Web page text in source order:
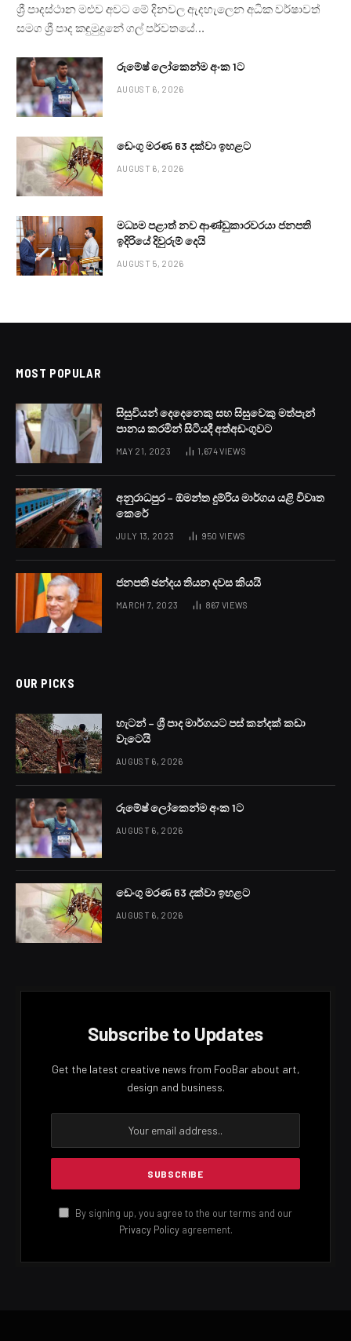
ශ්‍රී පාදස්ථාන මළුව අවට මේ දිනවල ඇදහැලෙන අධික වර්ෂාවත්
සමග ශ්‍රී පාද කඳුමුදුනේ ගල් පර්වතයේ…
රුමේෂ් ලෝකෙන්ම අංක 1ට
AUGUST 6, 2026
ඩෙංගු මරණ 63 දක්වා ඉහළට
AUGUST 6, 2026
මධ්‍යම පළාත් නව ආණ්ඩුකාරවරයා ජනපති
ඉදිරියේ දිවුරුම් දෙයි
AUGUST 5, 2026
MOST POPULAR
සිසුවියන් දෙදෙනෙකු සහ සිසුවෙකු මත්පැන්
පානය කරමින් සිටියදී අත්අඩංගුවට
MAY 21, 2023 1,674VIEWS
අනුරාධපුර – ඕමන්ත දුම්රිය මාර්ගය යළි විවෘත
කෙරේ
JULY 13, 2023 950 VIEWS
ජනපති ඡන්දය තියන දවස කියයි
MARCH 7, 2023 867 VIEWS
OUR PICKS
හැටන් – ශ්‍රී පාද මාර්ගයට පස් කන්දක් කඩා
වැටෙයි
AUGUST 6, 2026
රුමේෂ් ලෝකෙන්ම අංක 1ට
AUGUST 6, 2026
ඩෙංගු මරණ 63 දක්වා ඉහළට
AUGUST 6, 2026
Subscribe to Updates
Get the latest creative news from FooBar about art,
design and business.
By signing up, you agree to the our terms and our
Privacy Policyagreement.